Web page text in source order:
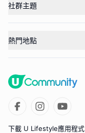
社群主題
熱門地點
下載 U Lifestyle應用程式